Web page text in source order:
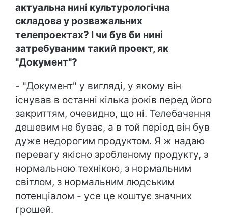
актуальна нині культурологічна
складова у розважальних
телепроектах? І чи був би нині
затребуваним такий проект, як
"Документ"?
- "Документ" у вигляді, у якому він
існував в останні кілька років перед його
закриттям, очевидно, що ні. Телебачення
дешевим не буває, а в той період він був
дуже недорогим продуктом. Я ж надаю
перевагу якісно зробленому продукту, з
нормальною технікою, з нормальним
світлом, з нормальним людським
потенціалом - усе це коштує значних
грошей.